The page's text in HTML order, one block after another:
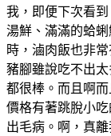
我，即便下次看
湯鮮、滿滿的蛤
時，滷肉飯也非
豬腳雖說吃不出
都很棒。而且啊
價格有著跳脫小
出毛病。啊，真